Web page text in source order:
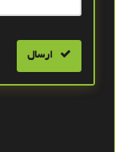
ارسال